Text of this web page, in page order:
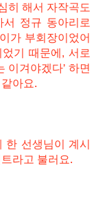
히 해서 자작곡도
정규 동아리로
가 부회장이었어
기 때문에, 서로
이겨야겠다’ 하면
아요.
선생님이 계시
라고 불러요.